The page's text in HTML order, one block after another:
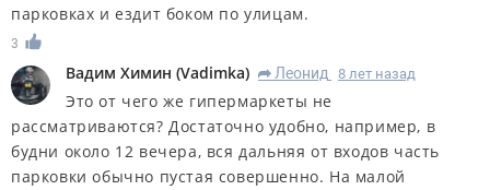
парковках и ездит боком по улицам.
3
Вадим Химин (Vadimka) R Леонид 8 лет назад
Это от чего же гипермаркеты не
рассматриваются? Достаточно удобно, например, в
будни около 12 вечера, вся дальняя от входов часть
парковки обычно пустая совершенно. На малой